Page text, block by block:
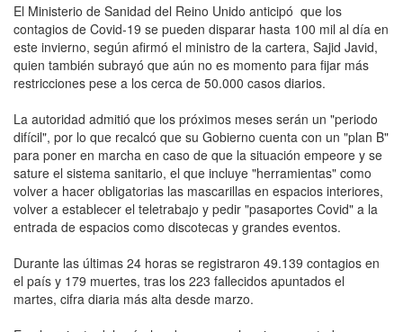
El Ministerio de Sanidad del Reino Unido anticipó que los
contagios de Covid-19 se pueden disparar hasta 100 mil al día en
este invierno, según afirmó el ministro de la cartera, Sajid Javid,
quien también subrayó que aún no es momento para fijar más
restricciones pese a los cerca de 50.000 casos diarios.
La autoridad admitió que los próximos meses serán un "periodo
difícil", por lo que recalcó que su Gobierno cuenta con un "plan B"
para poner en marcha en caso de que la situación empeore y se
sature el sistema sanitario, el que incluye "herramientas" como
volver a hacer obligatorias las mascarillas en espacios interiores,
volver a establecer el teletrabajo y pedir "pasaportes Covid" a la
entrada de espacios como discotecas y grandes eventos.
Durante las últimas 24 horas se registraron 49.139 contagios en
el país y 179 muertes, tras los 223 fallecidos apuntados el
martes, cifra diaria más alta desde marzo.